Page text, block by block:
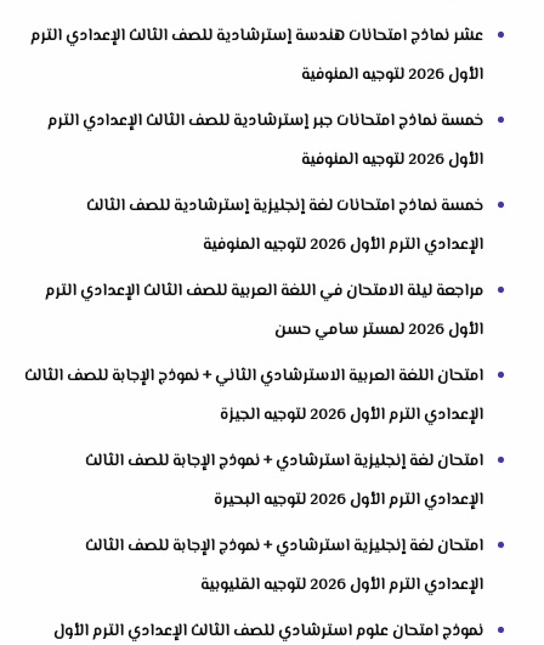
عشر نماذج امتحانات هندسة إسترشادية للصف الثالث الإعدادي الترم
الأول 2026 لتوجيه المنوفية
خمسة نماذج امتحانات جبر إسترشادية للصف الثالث الإعدادي الترم
الأول 2026 لتوجيه المنوفية
خمسة نماذج امتحانات لغة إنجليزية إسترشادية للصف الثالث
الإعدادي الترم الأول 2026 لتوجيه المنوفية
مراجعة ليلة الامتحان في اللغة العربية للصف الثالث الإعدادي الترم
الأول 2026 لمستر سامي حسن
امتحان اللغة العربية الاسترشادي الثاني + نموذج الإجابة للصف الثالث
الإعدادي الترم الأول 2026 لتوجيه الجيزة
امتحان لغة إنجليزية استرشادي + نموذج الإجابة للصف الثالث
الإعدادي الترم الأول 2026 لتوجيه البحيرة
امتحان لغة إنجليزية استرشادي + نموذج الإجابة للصف الثالث
الإعدادي الترم الأول 2026 لتوجيه القليوبية
نموذج امتحان علوم استرشادي للصف الثالث الإعدادي الترم الأول